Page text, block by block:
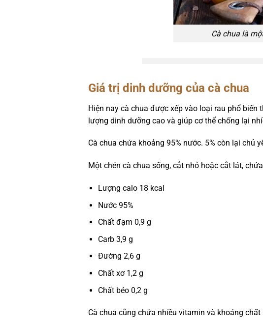
Cà chua là
Giá trị dinh dưỡng của cà chua
Hiện nay cà chua được xếp vào loại rau phổ biến
lượng dinh dưỡng cao và giúp cơ thể chống lại
Cà chua chứa khoảng 95% nước. 5% còn lại chủ
Một chén cà chua sống, cắt nhỏ hoặc cắt lát,
Lượng calo 18 kcal
Nước 95%
Chất đạm 0,9 g
Carb 3,9 g
Đường 2,6 g
Chất xơ 1,2 g
Chất béo 0,2 g
Cà chua cũng chứa nhiều vitamin và khoáng chất